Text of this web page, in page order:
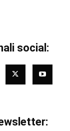
social: